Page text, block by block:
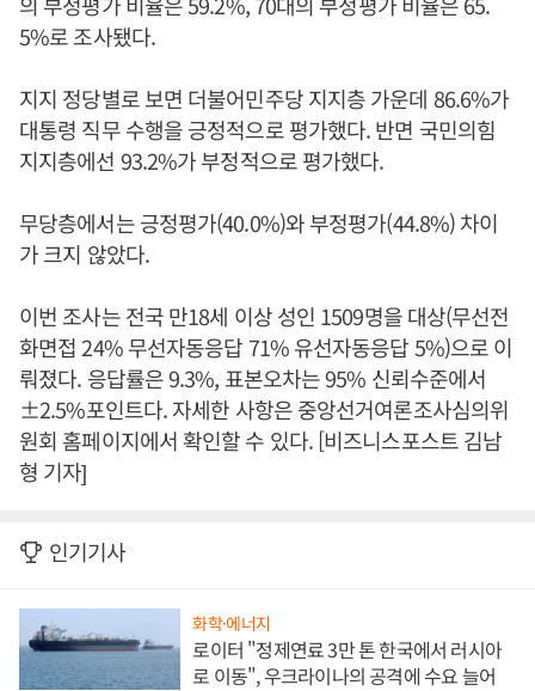
5%로 조사됐다.
지지 정당별로 보면 더불어민주당 지지층 가운데 86.6%가
대통령 직무 수행을 긍정적으로 평가했다. 반면 국민의힘
지지층에선 93.2%가 부정적으로 평가했다.
무당층에서는 긍정평가(40.0%)와 부정평가(44.8%) 차이
가 크지 않았다.
이번 조사는 전국 만18세 이상 성인 1509명을 대상(무선전
화면접 24% 무선자동응답 71% 유선자동응답 5%)으로 이
뤄졌다. 응답률은 9.3%, 표본오차는 95% 신뢰수준에서
±2.5%포인트다. 자세한 사항은 중앙선거여론조사심의위
원회 홈페이지에서 확인할 수 있다. [비즈니스포스트 김남
형 기자]
인기기사
화학·에너지
로이터 "정제연료 3만 톤 한국에서 러시아
로 이동", 우크라이나의 공격에 수요 늘어